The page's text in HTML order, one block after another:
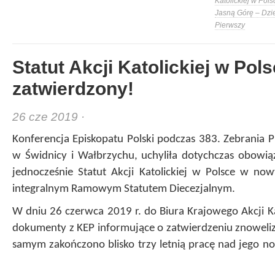
Jasną Górę –
Pierwszy
Statut Akcji Katolickiej w
zatwierdzony!
26 cze 2019 ·
Konferencja Episkopatu Polski podczas 383. Zebrania
w Świdnicy i Wałbrzychu, uchyliła dotychczas
jednocześnie Statut Akcji Katolickiej w Polsce w
integralnym Ramowym Statutem Diecezjalnym.
W dniu 26 czerwca 2019 r. do Biura Krajowego Akcji
dokumenty z KEP informujące o zatwierdzeniu
samym zakończono blisko trzy letnią pracę nad jego